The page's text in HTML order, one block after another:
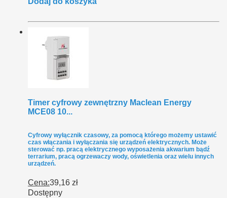
Timer cyfrowy zewnętrzny Maclean Energy
MCE08 10...
Cyfrowy wyłącznik czasowy, za pomocą którego możemy ustawić
czas włączania i wyłączania się urządzeń elektrycznych. Może
sterować np. pracą elektrycznego wyposażenia akwarium bądź
terrarium, pracą ogrzewaczy wody, oświetlenia oraz wielu innych
urządzeń.
Cena:39,16 zł
Dostępny